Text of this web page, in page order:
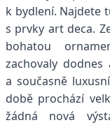
k bydlení. Najdete
s prvky art deca.
bohatou
zachovaly
a současně
době prochází
žádná nová